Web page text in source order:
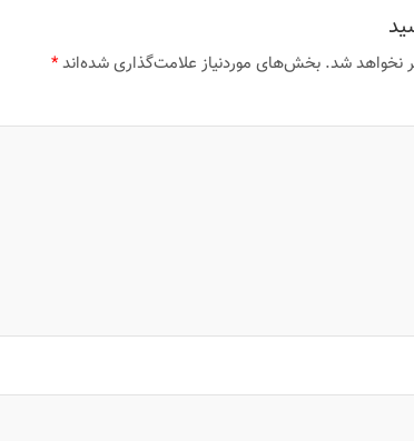
نخواهد شد. بخش‌های موردنیاز علامت‌گذاری شده‌اند*